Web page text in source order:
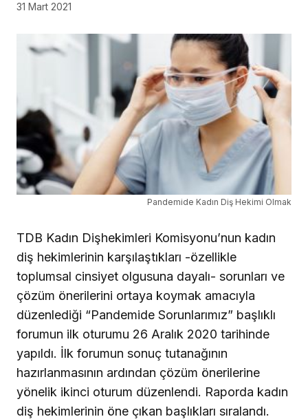
31 Mart 2021
Pandemide Kadın Diş Hekimi Olmak
TDB Kadın Dişhekimleri Komisyonu’nun kadın
diş hekimlerinin karşılaştıkları -özellikle
toplumsal cinsiyet olgusuna dayalı- sorunları ve
çözüm önerilerini ortaya koymak amacıyla
düzenlediği “Pandemide Sorunlarımız” başlıklı
forumun ilk oturumu 26 Aralık 2020 tarihinde
yapıldı. İlk forumun sonuç tutanağının
hazırlanmasının ardından çözüm önerilerine
yönelik ikinci oturum düzenlendi. Raporda kadın
diş hekimlerinin öne çıkan başlıkları sıralandı.